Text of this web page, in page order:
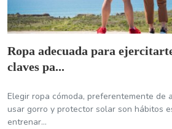
Ropa adecuada para
claves pa...
Elegir ropa cómoda, preferentemente de
usar gorro y protector solar son hábitos
entrenar...